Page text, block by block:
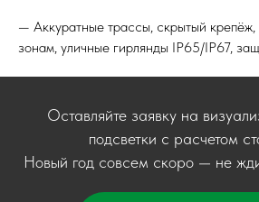
— Аккуратные трассы, скрытый
зонам, уличные гирлянды IP65/IP67,
Оставляйте заявку на
подсветки с расчетом
Новый год совсем скоро — не